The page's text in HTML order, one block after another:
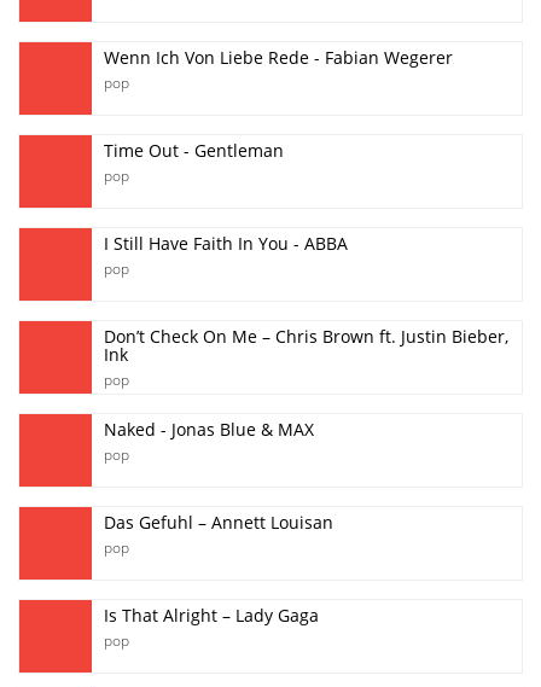
Wenn Ich Von Liebe Rede - Fabian Wegerer
pop
Time Out - Gentleman
pop
I Still Have Faith In You - ABBA
pop
Don’t Check On Me – Chris Brown ft. Justin Bieber,
Ink
pop
Naked - Jonas Blue & MAX
pop
Das Gefuhl – Annett Louisan
pop
Is That Alright – Lady Gaga
pop